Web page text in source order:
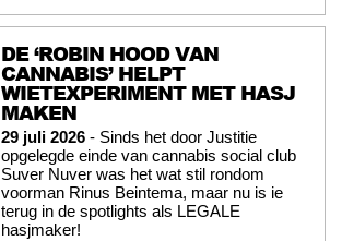
DE ‘ROBIN HOOD VAN
CANNABIS’ HELPT
WIETEXPERIMENT MET HASJ
MAKEN
29 juli 2026 - Sinds het door Justitie
opgelegde einde van cannabis social club
Suver Nuver was het wat stil rondom
voorman Rinus Beintema, maar nu is ie
terug in de spotlights als LEGALE
hasjmaker!